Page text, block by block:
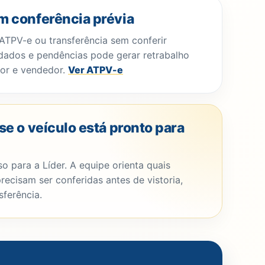
conferência prévia
e ou transferência sem conferir
e pendências pode gerar retrabalho
e vendedor. Ver ATPV-e
o veículo está pronto para
para a Líder. A equipe orienta quais
ser conferidas antes de vistoria,